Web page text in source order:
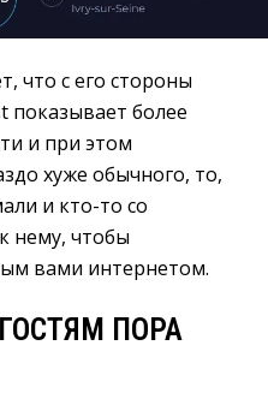
что с его стороны
показывает более
и при этом
хуже обычного, то,
и кто-то со
нему, чтобы
вами интернетом.
ПОРА